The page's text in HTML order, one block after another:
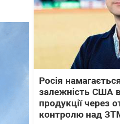
Росія
залежність США
продукції через
контролю над